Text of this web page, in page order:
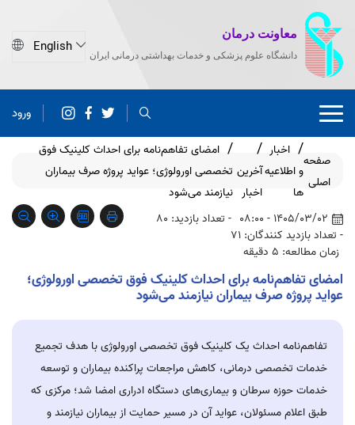
معاونت درمان
دانشگاه علوم پزشکی و خدمات بهداشتی درمانی ایران
ورود
صفحه
اصلی
اخبار
و اطلاعیه
ها
آخرین
اخبار
امضای تفاهم‌نامه برای احداث کلینیک فوق
تخصصی اورولوژی؛ عواید پروژه صرف بیماران
نیازمند می‌شود
1405/03/02 - 08:00
- تعداد بازدید: 80
- تعداد بازدید کنندگان: 71
زمان مطالعه: 5 دقیقه
امضای تفاهم‌نامه برای احداث کلینیک فوق تخصصی اورولوژی؛
عواید پروژه صرف بیماران نیازمند می‌شود
تفاهم‌نامه احداث یک کلینیک فوق تخصصی اورولوژی با هدف تجمیع
خدمات تخصصی درمانی، کاهش مراجعات پراکنده بیماران و توسعه
خدمات حوزه سرطان و بیماری‌های دستگاه ادراری امضا شد؛ مرکزی که
طبق اعلام مسئولان، عواید آن در مسیر حمایت از بیماران نیازمند و